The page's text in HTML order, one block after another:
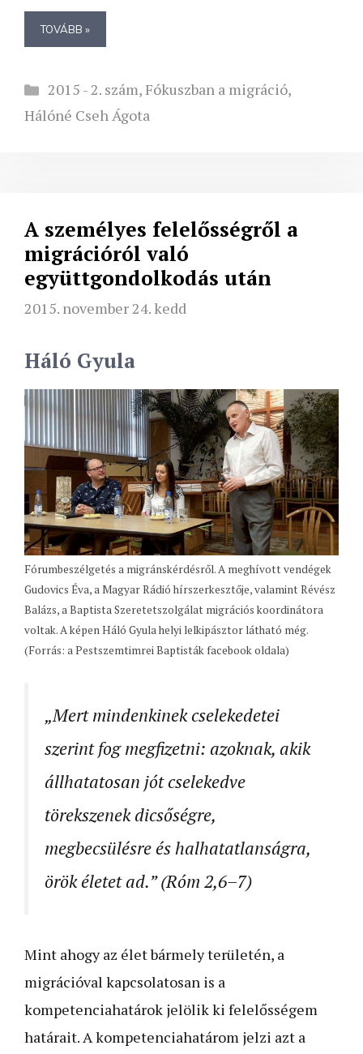
TOVÁBB »
Kategória
2015 - 2. szám, Fókuszban a migráció,
Hálóné Cseh Ágota
A személyes felelősségről a
migrációról való
együttgondolkodás után
2015. november 24. kedd
Háló Gyula
Fórumbeszélgetés a migránskérdésről. A meghívott vendégek
Gudovics Éva, a Magyar Rádió hírszerkesztője, valamint Révész
Balázs, a Baptista Szeretetszolgálat migrációs koordinátora
voltak. A képen Háló Gyula helyi lelkipásztor látható még.
(Forrás: a Pestszemtimrei Baptisták facebook oldala)
„Mert mindenkinek cselekedetei
szerint fog megfizetni: azoknak, akik
állhatatosan jót cselekedve
törekszenek dicsőségre,
megbecsülésre és halhatatlanságra,
örök életet ad.” (Róm 2,6–7)
Mint ahogy az élet bármely területén, a
migrációval kapcsolatosan is a
kompetenciahatárok jelölik ki felelősségem
határait. A kompetenciahatárom jelzi azt a